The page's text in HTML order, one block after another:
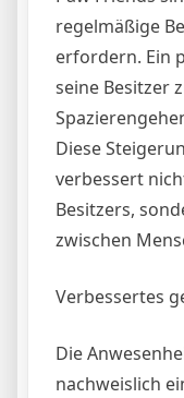
regelmäßige
erfordern. Ein
seine Besitzer
Diese
verbessert
Besitzers,
zwischen
Verbessertes
Die
nachweislich